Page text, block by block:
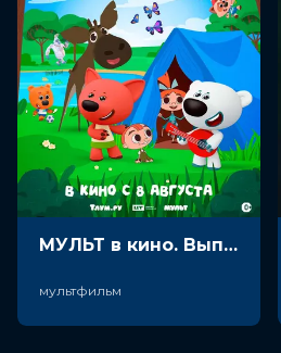
МУЛЬТ в кино. Выпуск №198. Некогда скучать (0+)
мультфильм